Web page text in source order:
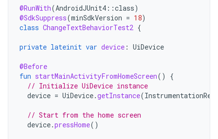
@RunWith(AndroidJUnit4 ::class)
@SdkSuppress(minSdkVersion = 18)
class ChangeTextBehaviorTest2 {
private lateinit var device : UiDevice
@Before
fun startMainActivityFromHomeScreen()
{
// Initialize UiDevice instance
device = UiDevice.getInstance(
// Start from the home screen
device.pressHome()